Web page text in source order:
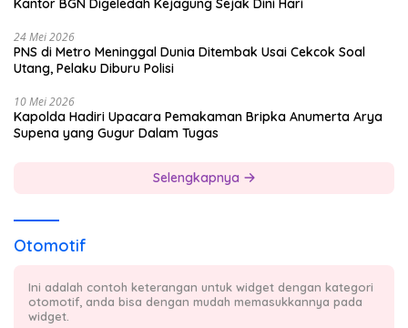
Kantor BGN Digeledah Kejagung Sejak Dini Hari
24 Mei 2026
PNS di Metro Meninggal Dunia Ditembak Usai Cekcok Soal
Utang, Pelaku Diburu Polisi
10 Mei 2026
Kapolda Hadiri Upacara Pemakaman Bripka Anumerta Arya
Supena yang Gugur Dalam Tugas
Selengkapnya
Otomotif
Ini adalah contoh keterangan untuk widget dengan kategori
otomotif, anda bisa dengan mudah memasukkannya pada
widget.